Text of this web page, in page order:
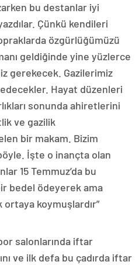
bu destanlar iyi
Çünkü kendileri
özgürlüğümüzü
geldiğinde yine yüzlerce
gerekecek. Gazilerimiz
Hayat düzenleri
sonunda ahiretlerini
ve gazilik
bir makam. Bizim
İşte o inançta olan
15 Temmuz’da bu
bedel ödeyerek ama
ortaya koymuşlardır”
salonlarında iftar
ve ilk defa bu çadırda iftar